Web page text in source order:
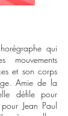
qui
et son corps
Amie de la
défile pour
Jean Paul